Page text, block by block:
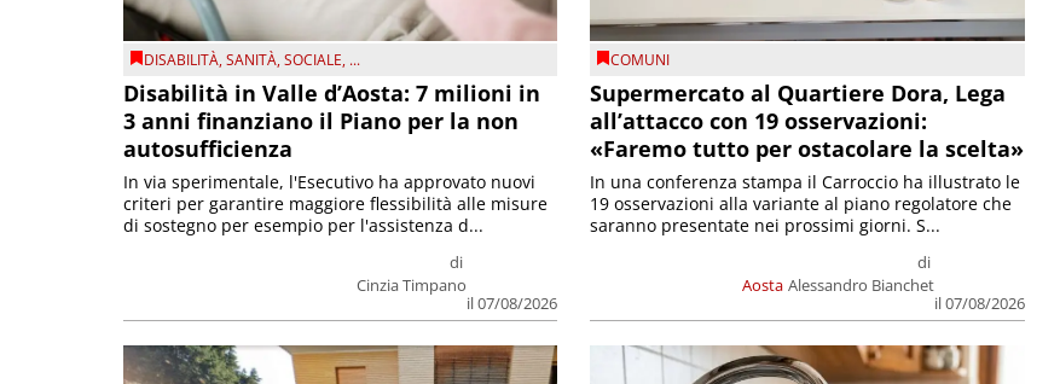
DISABILITÀ,SANITÀ,SOCIALE, ...
Disabilità in Valle d’Aosta: 7 milioni in
3 anni finanziano il Piano per la non
autosufficienza
di
Cinzia Timpano
il 07/08/2026
In via sperimentale, l'Esecutivo ha approvato nuovi
criteri per garantire maggiore flessibilità alle misure
di sostegno per esempio per l'assistenza d...
COMUNI
Supermercato al Quartiere Dora, Lega
all’attacco con 19 osservazioni:
«Faremo tutto per ostacolare la scelta»
Aosta
di
Alessandro Bianchet
il 07/08/2026
In una conferenza stampa il Carroccio ha illustrato le
19 osservazioni alla variante al piano regolatore che
saranno presentate nei prossimi giorni. S...